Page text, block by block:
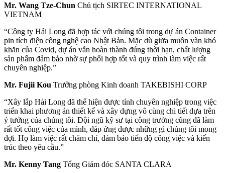
Mr. Wang Tze-Chun Chủ tịch SIRTEC INTERNATIONAL
VIETNAM
“Công ty Hải Long đã hợp tác với chúng tôi trong dự án Container
pin tích điện công nghệ cao Nhật Bản. Mặc dù giữa muôn vàn khó
khăn của Covid, dự án vẫn hoàn thành đúng thời hạn, chất lượng
sản phẩm đảm bảo nhờ sự phối hợp tốt và quy trình làm việc rất
chuyên nghiệp.”
Mr. Fujii Kou Trưởng phòng Kinh doanh TAKEBISHI CORP
“Xây lắp Hải Long đã thể hiện được tính chuyên nghiệp trong việc
triển khai phương án thiết kế và xây dựng vô cùng chi tiết dựa trên
ý tưởng của chúng tôi. Đội ngũ kỹ sư tại công trường cũng đã làm
rất tốt công việc của mình, đáp ứng được những gì chúng tôi mong
đợi. Họ làm việc rất chăm chỉ, đảm bảo tiến độ công việc và kiến
trúc theo yêu cầu.”
Mr. Kenny Tang Tổng Giám đóc SANTA CLARA